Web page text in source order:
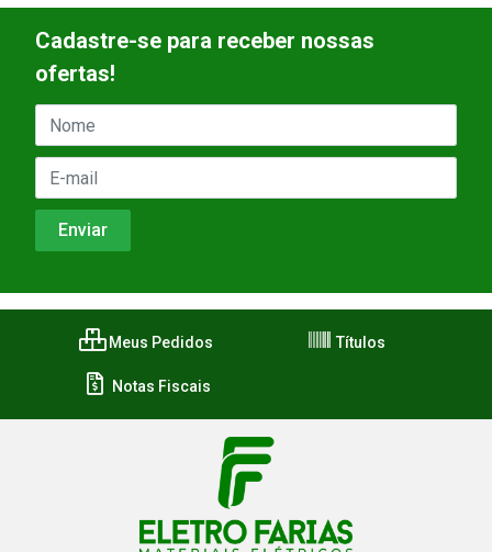
Cadastre-se para receber nossas
ofertas!
Meus Pedidos Títulos
Notas Fiscais